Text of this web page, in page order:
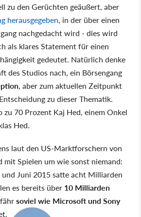
zu den Gerüchten geäußert, aber
herausgegeben, in der über einen
nachgedacht wird - dies wird
als klares Statement für einen
gedeutet. Natürlich denke
des Studios nach, ein Börsengang
, aber zum aktuellen Zeitpunkt
zu dieser Thematik.
70 Prozent Kaj Hed, einem Onkel
Hed.
laut den US-Marktforschern von
mit Spielen um wie sonst niemand:
Juni 2015 satte acht Milliarden
es bereits über 10 Milliarden
soviel wie Microsoft und Sony